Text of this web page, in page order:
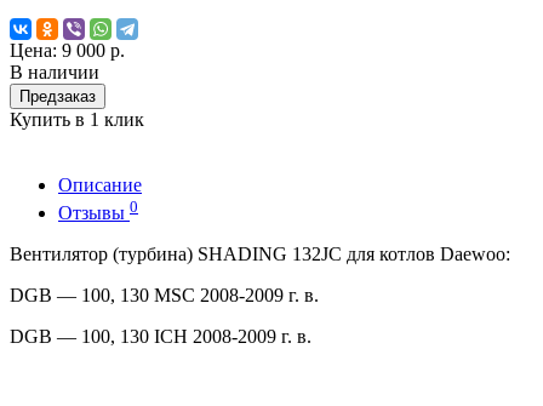
Цена: 9 000 р.
В наличии
Предзаказ
Купить в 1 клик
Описание
Отзывы 0
Вентилятор (турбина) SHADING 132JC для котлов Daewoo:
DGB — 100, 130 MSC 2008-2009 г. в.
DGB — 100, 130 ICH 2008-2009 г. в.